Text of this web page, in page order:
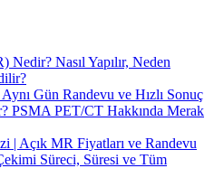
Nedir? Nasıl Yapılır, Neden
Gün Randevu ve Hızlı Sonuç
PSMA PET/CT Hakkında Merak
| Açık MR Fiyatları ve Randevu
Süreci, Süresi ve Tüm